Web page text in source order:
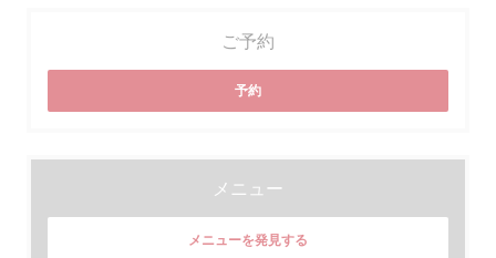
ご予約
予約
メニュー
メニューを発見する